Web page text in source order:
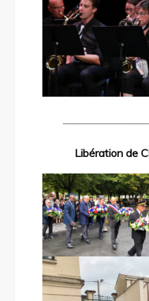
Libération de